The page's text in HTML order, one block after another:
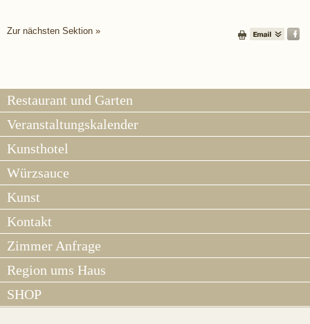
Zur nächsten Sektion »
Restaurant und Garten
Veranstaltungskalender
Kunsthotel
Würzsauce
Kunst
Kontakt
Zimmer Anfrage
Region ums Haus
SHOP